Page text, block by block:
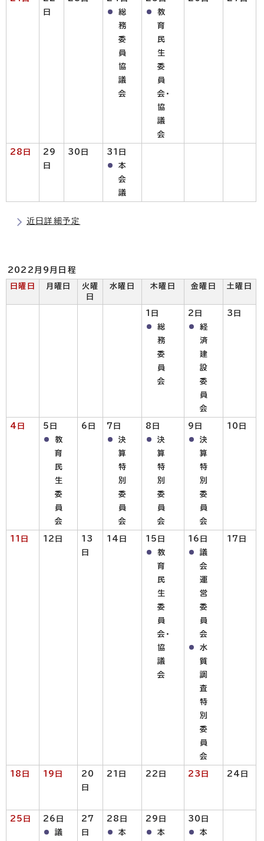
日
総
務
委
員
協
議
会
教
育
民
生
委
員
会・
協
議
会
28日
29
日
30日
31日
本
会
議
近日詳細予定
2022月9月日程
日曜日 月曜日
火曜
日
水曜日 木曜日 金曜日 土曜日
1日
総
務
委
員
会
2日
経
済
建
設
委
員
会
3日
4日
5日
教
育
民
生
委
員
会
6日
7日
決
算
特
別
委
員
会
8日
決
算
特
別
委
員
会
9日
決
算
特
別
委
員
会
10日
11日 12日
13
日
14日
15日
教
育
民
生
委
員
会・
協
議
会
16日
議
会
運
営
委
員
会
水
質
調
査
特
別
委
員
会
17日
18日 19日
20
日
21日 22日 23日 24日
25日
26日
議
27
日
28日
本
29日
本
30日
本